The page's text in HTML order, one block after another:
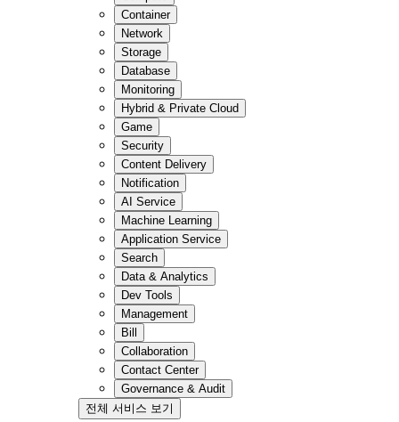
Container
Network
Storage
Database
Monitoring
Hybrid & Private Cloud
Game
Security
Content Delivery
Notification
AI Service
Machine Learning
Application Service
Search
Data & Analytics
Dev Tools
Management
Bill
Collaboration
Contact Center
Governance & Audit
전체 서비스 보기